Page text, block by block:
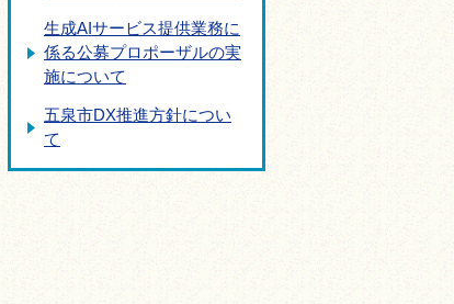
生成AIサービス提供業務に
係る公募プロポーザルの実
施について
五泉市DX推進方針につい
て